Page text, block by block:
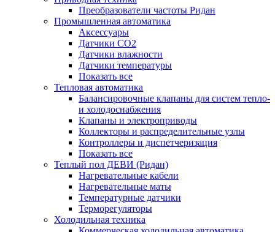
Преобразователи частоты Ридан
Промышленная автоматика
Аксессуары
Датчики CO2
Датчики влажности
Датчики температуры
Показать все
Тепловая автоматика
Балансировочные клапаны для систем тепло-
и холодоснабжения
Клапаны и электроприводы
Коллекторы и распределительные узлы
Контроллеры и диспетчеризация
Показать все
Теплый пол ДЕВИ (Ридан)
Нагревательные кабели
Нагревательные маты
Температурные датчики
Терморегуляторы
Холодильная техника